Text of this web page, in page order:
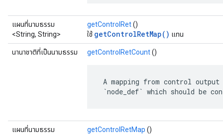
แผนที่นามธรรม
<String, String>
getControlRet()
ใช้ getControlRetMap() แทน
นานาชาติที่เป็นนามธรรม getControlRetCount()
A mapping from control
`node_def` which should be
แผนที่นามธรรม
getControlRetMap ()